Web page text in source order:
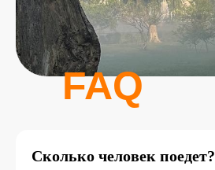
FAQ
Сколько человек поедет?